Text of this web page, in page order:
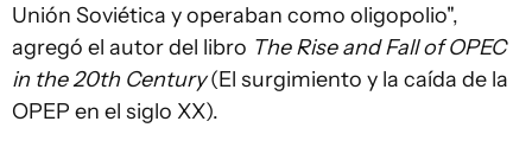
Unión Soviética y operaban como oligopolio",
agregó el autor del libro The Rise and Fall of OPEC
in the 20th Century(El surgimiento y la caída de la
OPEP en el siglo XX).